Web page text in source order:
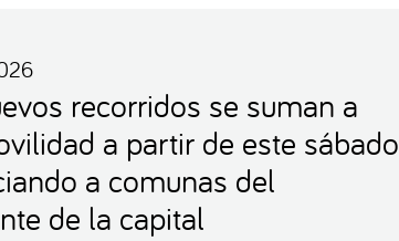
recorridos se suman a
a partir de este sábado
a comunas del
de la capital